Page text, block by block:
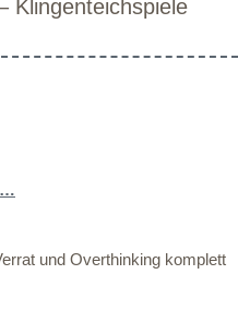
Klingenteichspiele
und Overthinking komplett